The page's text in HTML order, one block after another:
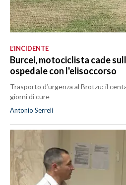
L’INCIDENTE
Burcei, motociclista cade
ospedale con l'elisoccorso
Trasporto d’urgenza al Brotzu: il
giorni di cure
Antonio Serreli